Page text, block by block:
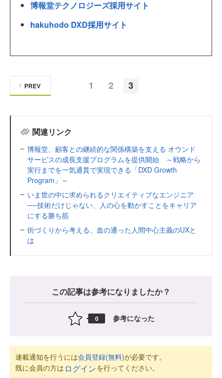
博報堂テクノロジーズ採用サイト
hakuhodo DXD採用サイト
1 2 3
PREV
関連リンク
博報堂、顧客との継続的な関係構築を支える オウンド
サービスの成長支援プログラムを提供開始 ～戦略から
実行までを一気通貫で実現できる「DXD Growth
Program」～
いま世の中に求められるクリエイティブなエンジニア
──技術だけじゃない、人の心を動かすことをキャリア
にする勝ち筋
街づくりから考える、血の通った人間中心主義のUXと
は
この記事は参考になりましたか？
0 参考になった
連載通知を行うには会員登録(無料)が必要です。
既に会員の方は ログインを行ってください。